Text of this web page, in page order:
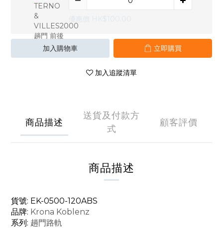
優惠價 HK$100.00
加入購物車 立即購買
加入追蹤清單
商品描述
送貨及付款方
式
顧客評價
商品描述
貨號: EK-0500-120ABS
品牌: Krona Koblenz
系列: 趟門路軌